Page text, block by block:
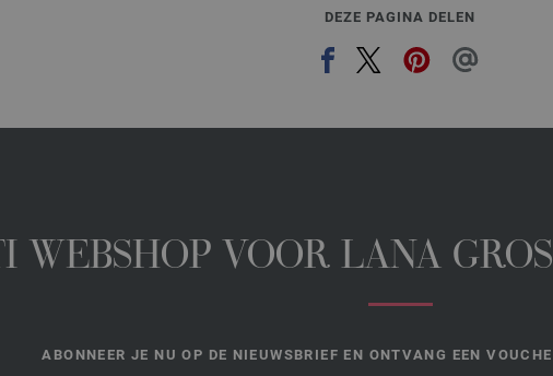
DEZE PAGINA DELEN
WEBSHOP VOOR LANA
ABONNEER JE NU OP DE NIEUWSBRIEF EN ONTVANG EEN